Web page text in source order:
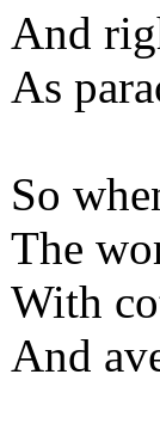
And
As
So
The
With
And